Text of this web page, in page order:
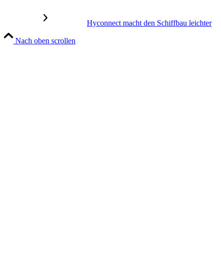
Hyconnect macht den Schiffbau leichter
Nach oben scrollen